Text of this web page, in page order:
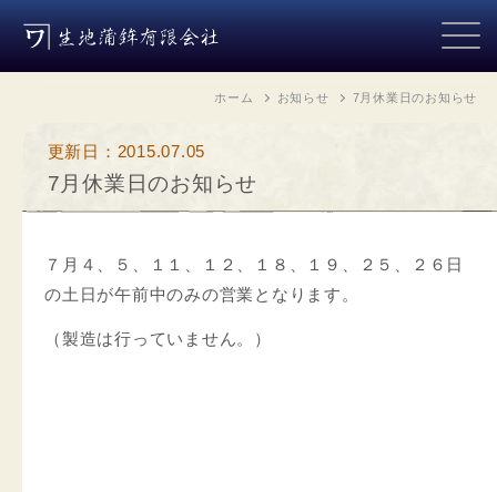
ホーム お知らせ 7月休業日のお知らせ
更新日：2015.07.05
7月休業日のお知らせ
７月４、５、１１、１２、１８、１９、２５、２６日
の土日が午前中のみの営業となります。
（製造は行っていません。）